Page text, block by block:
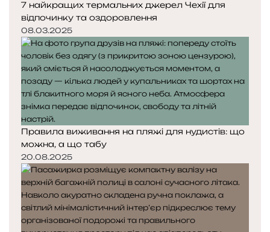
7 найкращих термальних джерел Чехії для
відпочинку та оздоровлення
08.03.2025
Правила виживання на пляжі для нудистів: що
можна, а що табу
20.08.2025